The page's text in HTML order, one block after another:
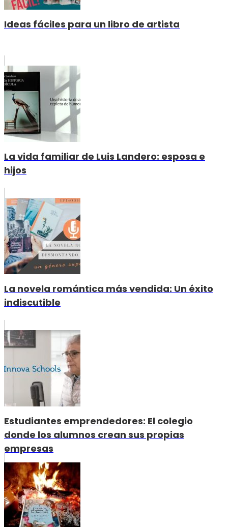
Ideas fáciles para un libro de artista
La vida familiar de Luis Landero: esposa e
hijos
La novela romántica más vendida: Un éxito
indiscutible
Estudiantes emprendedores: El colegio
donde los alumnos crean sus propias
empresas